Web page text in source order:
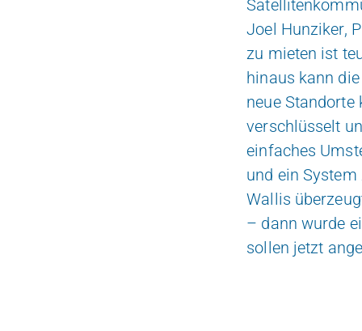
Joel Hunziker,
zu mieten ist
hinaus kann
neue
verschlüsselt
einfaches
und ein
Wallis
– dann wurde
sollen jetzt